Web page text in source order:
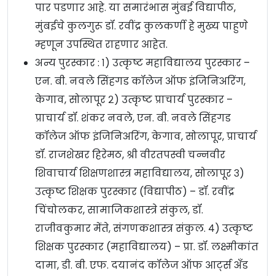
पार पडणार आहे. या समारंभास मुंबई विद्यापीठ,
मुंबईचे कुलगुरू डॉ. रवींद्र कुलकर्णी हे मुख्य पाहुणे
म्हणून उपस्थित राहणार आहेत.
अन्य पुरस्कार : १) उत्कृष्ट महाविद्यालय पुरस्कार –
एन. बी. नवले सिंहगड कॉलेज ऑफ इंजिनिअरिंग,
केगाव, सोलापूर २) उत्कृष्ट प्राचार्य पुरस्कार –
प्राचार्य डॉ. शंकर नवले, एन. बी. नवले सिंहगड
कॉलेज ऑफ इंजिनिअरिंग, केगाव, सोलापूर, प्राचार्य
डॉ. राजशेखर हिरेमठ, श्री वीरतपस्वी चन्नवीर
शिवाचार्य शिक्षणशास्त्र महाविद्यालय, सोलापूर ३)
उत्कृष्ट शिक्षक पुरस्कार (विद्यापीठ) – डॉ. रवींद्र
चिंचोलकर, सामाजिकशास्त्रे संकुल, डॉ.
राजीवकुमार मेंते, संगणकशास्त्र संकुल. ४) उत्कृष्ट
शिक्षक पुरस्कार (महाविद्यालय) – प्रा. डॉ. लक्ष्मीकांत
दामा, डी. बी. एफ. दयानंद कॉलेज ऑफ आर्ट्स अँड